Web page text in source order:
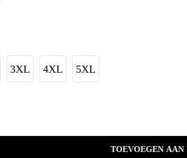
3XL 4XL 5XL
TOEVOEGEN